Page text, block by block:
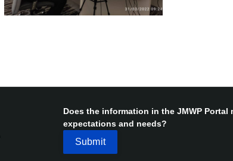
Does the information in the JMWP Portal
expectations and needs?